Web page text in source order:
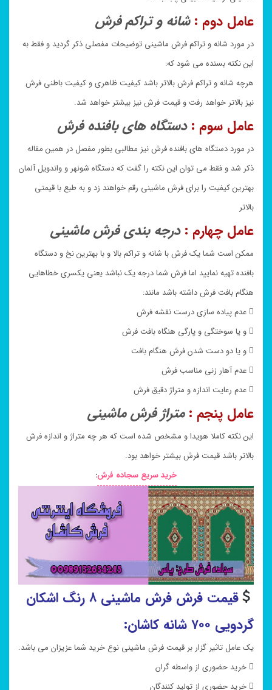
عامل دوم : شانه و تراکم فرش
در مورد شانه و تراکم فرش ماشینی توضیحات مفصلی ذکر گردید و فقط به
این نکته بسنده می شود که:
هرچه شانه و تراکم فرش بالاتر باشد کیفیت ظاهری و کیفیت باطنی فرش
نیز بالاتر خواهد رفت و قیمت فرش نیز بیشتر خواهد شد.
عامل سوم : دستگاه های بافنده فرش
در مورد دستگاه های بافنده فرش نیز مطالبی بطور مفصل در همین مقاله
ذکر شد و فقط می توان این نکته را گفت که دستگاه شونهر و واندویل آلمان
بهترین کیفیت را برای فرش ماشینی رقم خواهند زد و به طبع با قیمتی
بالاتر
عامل چهارم : درجه بندی فرش ماشینی
ممکن است شما یک فرش با شانه و تراکم بالا و با بهترین نخ و دستگاه
بافنده تهیه نمایید اما فرش شما درجه یک نباشد یعنی یکسری خطاهایی
هنگام بافت فرش داشته باشد مانند:
 عدم پیاده سازی درست نقشه فرش
 و یا سوختگی و پارگی هنگاه بافت فرش
 و یا دو دست شدن فرش هنگام بافت
 عدم آهار زنی مناسب فرش
 عدم رعایت اندازه و متراژ دقیق فرش
عامل پنجم : متراژ فرش ماشینی
این نکته کاملا هویدا و مشخص شده است که هر چه متراژ و اندازه فرش
بالاتر باشد قیمت فرش بیشتر خواهد بود.
خرید سریع سجاده فرش:
قیمت فرش فرش ماشینی ۸ رنگ اشکان
گردویی ۷۰۰ شانه کاشان:
یک عامل تاثیر گزار بر قیمت فرش ماشینی نوع خرید شما عزیزان می باشد.
 خرید حضوری از واسطه گران
 خرید حضوری از تولید کنندگان